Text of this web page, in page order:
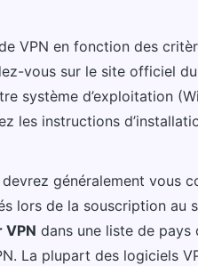
VPN en fonction des
vous sur le site officiel
système d’exploitation
les instructions
généralement vous
lors de la souscription au
VPN dans une liste de pays
La plupart des logiciels